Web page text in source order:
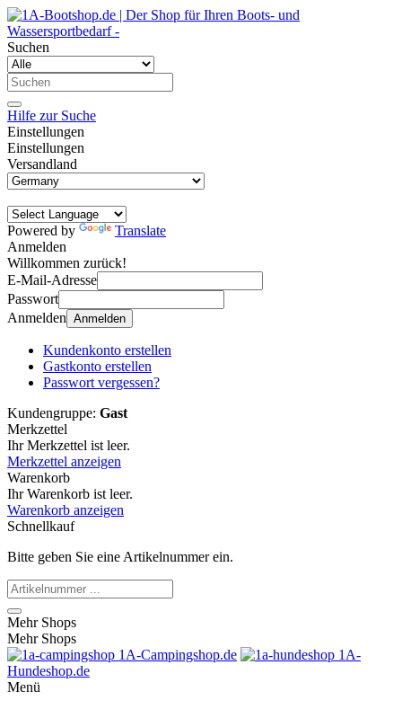
Suchen
Hilfe zur Suche
Einstellungen
Einstellungen
Versandland
Powered by
Translate
Anmelden
Willkommen zurück!
E-Mail-Adresse
Passwort
Anmelden Anmelden
Kundenkonto erstellen
Gastkonto erstellen
Passwort vergessen?
Kundengruppe: Gast
Merkzettel
Ihr Merkzettel ist leer.
Merkzettel anzeigen
Warenkorb
Ihr Warenkorb ist leer.
Warenkorb anzeigen
Schnellkauf
Bitte geben Sie eine Artikelnummer ein.
Mehr Shops
Mehr Shops
1A-Campingshop.de
1A-
Hundeshop.de
Menü